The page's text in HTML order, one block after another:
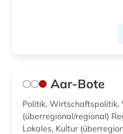
belarus (2)
belarussen (1)
Aar-Bote
Politik,
(überregional/regional)
Lokales, Kultur